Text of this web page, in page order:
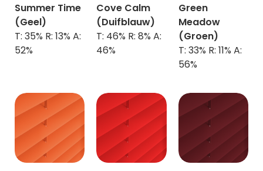
Summer Time
(Geel)
T: 35% R: 13% A:
52%
Cove Calm
(Duifblauw)
T: 46% R: 8% A:
46%
Green
Meadow
(Groen)
T: 33% R: 11% A:
56%